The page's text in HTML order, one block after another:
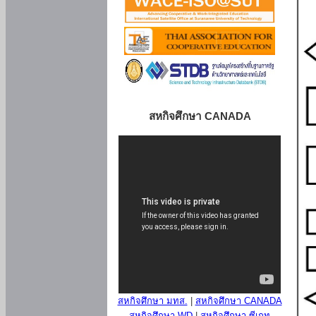
สหกิจศึกษา CANADA
สหกิจศึกษา มทส.
สหกิจศึกษา CANADA